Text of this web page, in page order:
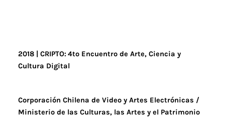
2018 CRIPTO: 4to Encuentro de Arte, Ciencia y
Cultura Digital
Corporación Chilena de Video y Artes Electrónicas /
Ministerio de las Culturas, las Artes y el Patrimonio